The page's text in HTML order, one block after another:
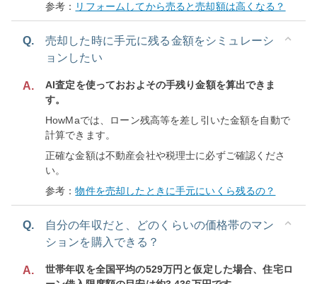
参考： リフォームしてから売ると売却額は高くなる？
Q.
売却した時に手元に残る金額をシミュレーシ
ョンしたい
A.
AI査定を使っておおよその手残り金額を算出できま
す。
HowMaでは、ローン残高等を差し引いた金額を自動で
計算できます。
正確な金額は不動産会社や税理士に必ずご確認くださ
い。
参考：物件を売却したときに手元にいくら残るの？
Q.
自分の年収だと、どのくらいの価格帯のマン
ションを購入できる？
A.
世帯年収を全国平均の529万円と仮定した場合、住宅ロ